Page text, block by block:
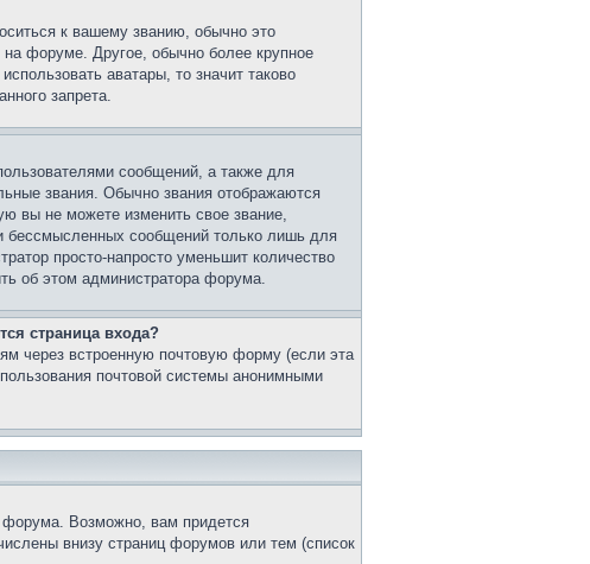
к вашему званию, обычно это
форуме. Другое, обычно более крупное
аватары, то значит таково
запрета.
сообщений, а также для
звания. Обычно звания отображаются
вы не можете изменить свое звание,
бессмысленных сообщений только лишь для
просто-напросто уменьшит количество
об этом администратора форума.
страница входа?
через встроенную почтовую форму (если эта
почтовой системы анонимными
Возможно, вам придется
внизу страниц форумов или тем (список